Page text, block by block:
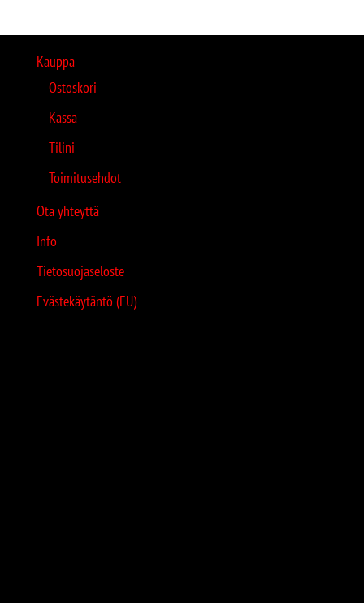
Kauppa
Ostoskori
Kassa
Tilini
Toimitusehdot
Ota yhteyttä
Info
Tietosuojaseloste
Evästekäytäntö (EU)